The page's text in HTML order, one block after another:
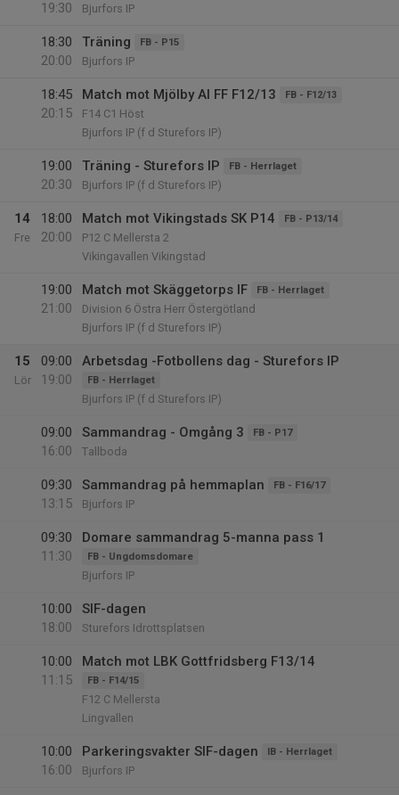
19:30
Bjurfors IP
18:30
20:00
Träning FB - P15
Bjurfors IP
18:45
20:15
Match mot Mjölby AI FF F12/13 FB - F12/13
F14 C1 Höst
Bjurfors IP (f d Sturefors IP)
19:00
20:30
Träning - Sturefors IP FB - Herrlaget
Bjurfors IP (f d Sturefors IP)
14
Fre
18:00
20:00
Match mot Vikingstads SK P14 FB - P13/14
P12 C Mellersta 2
Vikingavallen Vikingstad
19:00
21:00
Match mot Skäggetorps IF FB - Herrlaget
Division 6 Östra Herr Östergötland
Bjurfors IP (f d Sturefors IP)
15
Lör
09:00
19:00
Arbetsdag -Fotbollens dag - Sturefors IP
FB - Herrlaget
Bjurfors IP (f d Sturefors IP)
09:00
16:00
Sammandrag - Omgång 3 FB - P17
Tallboda
09:30
13:15
Sammandrag på hemmaplan FB - F16/17
Bjurfors IP
09:30
11:30
Domare sammandrag 5-manna pass 1
FB - Ungdomsdomare
Bjurfors IP
10:00
18:00
SIF-dagen
Sturefors Idrottsplatsen
10:00
11:15
Match mot LBK Gottfridsberg F13/14
FB - F14/15
F12 C Mellersta
Lingvallen
10:00
16:00
Parkeringsvakter SIF-dagen IB - Herrlaget
Bjurfors IP